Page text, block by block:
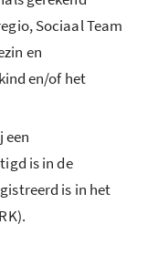
Sociaal Team
en
en/of het
een
is in de
is in het